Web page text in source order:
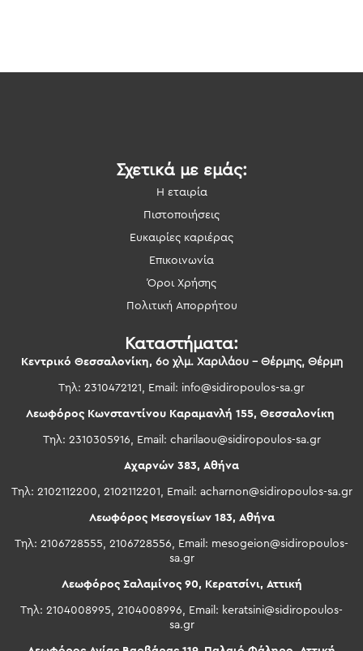
Σχετικά με εμάς:
Η εταιρία
Πιστοποιήσεις
Ευκαιρίες καριέρας
Επικοινωνία
Όροι Χρήσης
Πολιτική Απορρήτου
Καταστήματα:
Κεντρικό Θεσσαλονίκη, 6ο χλμ. Χαριλάου – Θέρμης, Θέρμη
Τηλ: 2310472121, Email: info@sidiropoulos-sa.gr
Λεωφόρος Κωνσταντίνου Καραμανλή 155, Θεσσαλονίκη
Τηλ: 2310305916, Email: charilaou@sidiropoulos-sa.gr
Αχαρνών 383, Αθήνα
Τηλ: 2102112200, 2102112201, Email: acharnon@sidiropoulos-sa.gr
Λεωφόρος Μεσογείων 183, Αθήνα
Τηλ: 2106728555, 2106728556, Email: mesogeion@sidiropoulos-
sa.gr
Λεωφόρος Σαλαμίνος 90, Κερατσίνι, Αττική
Τηλ: 2104008995, 2104008996, Email: keratsini@sidiropoulos-
sa.gr